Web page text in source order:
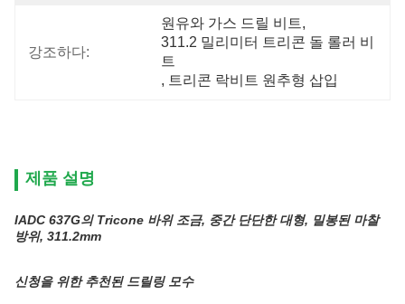
강조하다:
원유와 가스 드릴 비트,
311.2 밀리미터 트리콘 돌 롤러 비
트
, 트리콘 락비트 원추형 삽입
제품 설명
IADC 637G의 Tricone 바위 조금, 중간 단단한 대형, 밀봉된 마찰
방위, 311.2mm
신청을 위한 추천된 드릴링 모수